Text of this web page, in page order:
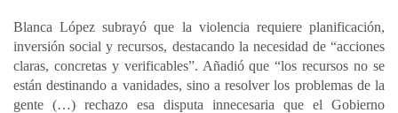
Blanca López subrayó que la violencia requiere planificación,
inversión social y recursos, destacando la necesidad de “acciones
claras, concretas y verificables”. Añadió que “los recursos no se
están destinando a vanidades, sino a resolver los problemas de la
gente (…) rechazo esa disputa innecesaria que el Gobierno